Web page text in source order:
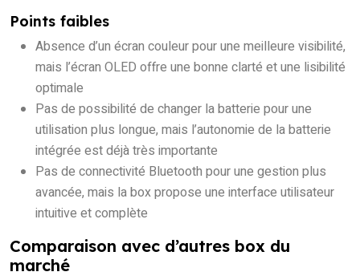
Points faibles
Absence d’un écran couleur pour une meilleure visibilité,
mais l’écran OLED offre une bonne clarté et une lisibilité
optimale
Pas de possibilité de changer la batterie pour une
utilisation plus longue, mais l’autonomie de la batterie
intégrée est déjà très importante
Pas de connectivité Bluetooth pour une gestion plus
avancée, mais la box propose une interface utilisateur
intuitive et complète
Comparaison avec d’autres box du
marché